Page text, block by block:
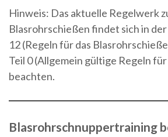
Hinweis: Das aktuelle Regelwerk
Blasrohrschießen findet sich in
12 (Regeln für das
Teil 0 (Allgemein gültige Regeln
beachten.
Blasrohrschnuppertraining